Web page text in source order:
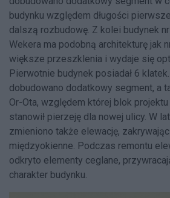
budynku względem długości
dalszą rozbudowę. Z kolei budynek
Wekera ma podobną architekturę jak
większe przeszklenia i wydaje się
Pierwotnie budynek posiadał 6
dobudowano dodatkowy segment, a
Or-Ota, względem której blok projektu
stanowił pierzeję dla nowej ulicy. W
zmieniono także elewację,
międzyokienne. Podczas remontu
odkryto elementy ceglane,
charakter budynku.